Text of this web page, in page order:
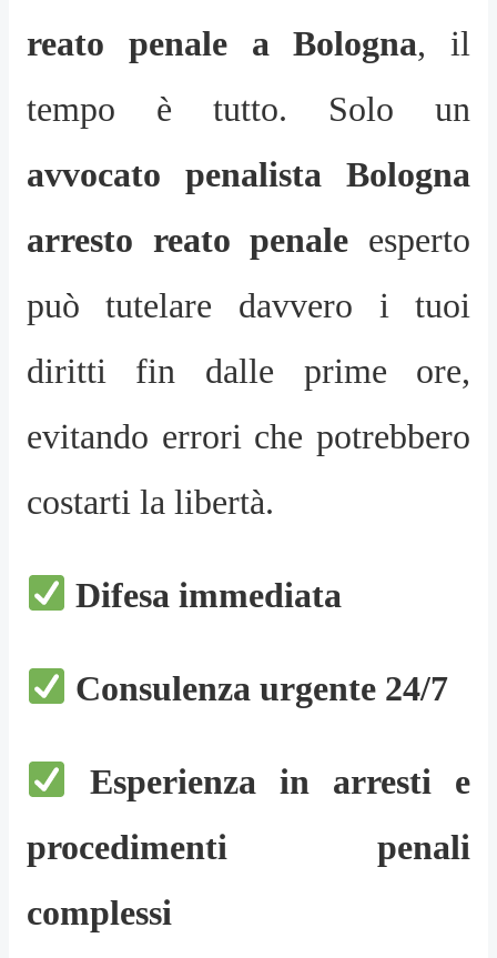
reato penale a Bologna, il
tempo è tutto. Solo un
avvocato penalista Bologna
arresto reato penale esperto
può tutelare davvero i tuoi
diritti fin dalle prime ore,
evitando errori che potrebbero
costarti la libertà.
Difesa immediata
Consulenza urgente 24/7
Esperienza in arresti e
procedimenti penali
complessi